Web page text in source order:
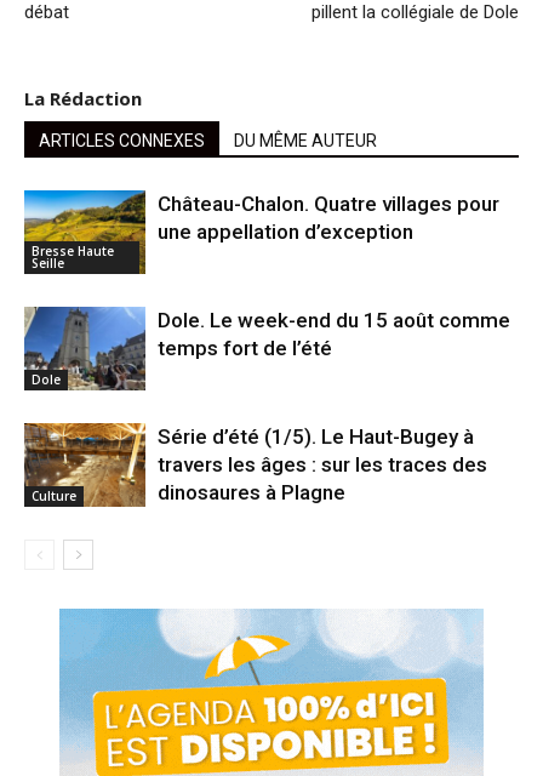
débat
pillent la collégiale de Dole
La Rédaction
ARTICLES CONNEXES DU MÊME AUTEUR
Bresse Haute
Seille
Château-Chalon. Quatre villages pour
une appellation d’exception
Dole
Dole. Le week-end du 15 août comme
temps fort de l’été
Culture
Série d’été (1/5). Le Haut-Bugey à
travers les âges : sur les traces des
dinosaures à Plagne